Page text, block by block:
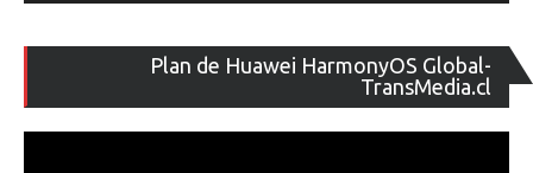
Plan de Huawei HarmonyOS Global-
TransMedia.cl
de